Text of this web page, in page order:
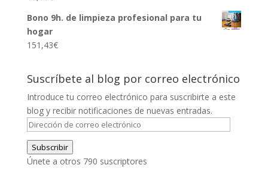
138,61€
Bono 9h. de limpieza profesional para tu
hogar
151,43€
Suscríbete al blog por correo electrónico
Introduce tu correo electrónico para suscribirte a este
blog y recibir notificaciones de nuevas entradas.
Dirección
de
correo
electrónico
Subscribir
Únete a otros 790 suscriptores